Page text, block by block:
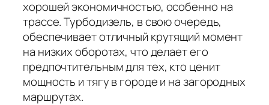
хорошей экономичностью, особенно на
трассе. Турбодизель, в свою очередь,
обеспечивает отличный крутящий момент
на низких оборотах, что делает его
предпочтительным для тех, кто ценит
мощность и тягу в городе и на загородных
маршрутах.